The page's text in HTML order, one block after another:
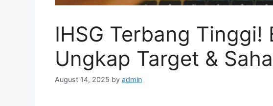
IHSG Terbang Tinggi!
Ungkap Target &
August 14, 2025 by admin